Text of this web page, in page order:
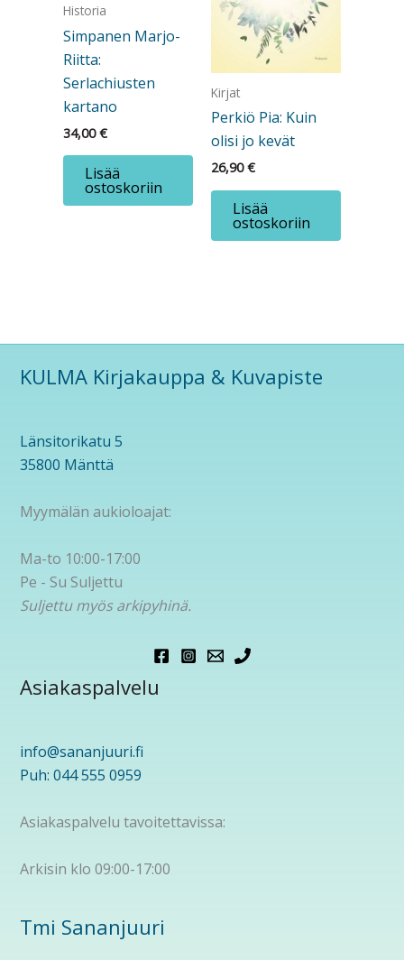
Historia
Simpanen Marjo-
Riitta:
Serlachiusten
kartano
34,00€
Lisää
ostoskoriin
Kirjat
Perkiö Pia: Kuin
olisi jo kevät
26,90€
Lisää
ostoskoriin
KULMA Kirjakauppa & Kuvapiste
Länsitorikatu 5
35800 Mänttä
Myymälän aukioloajat:
Ma-to 10:00-17:00
Pe - Su Suljettu
Suljettu myös arkipyhinä.
Asiakaspalvelu
info@sananjuuri.fi
Puh: 044 555 0959
Asiakaspalvelu tavoitettavissa:
Arkisin klo 09:00-17:00
Tmi Sananjuuri